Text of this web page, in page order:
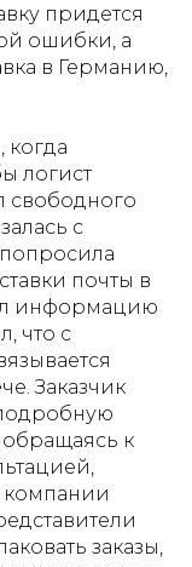
придется
ошибки, а
в Германию,
когда
логист
свободного
с
почты в
информацию
что с
Заказчик
к
компании
заказы,